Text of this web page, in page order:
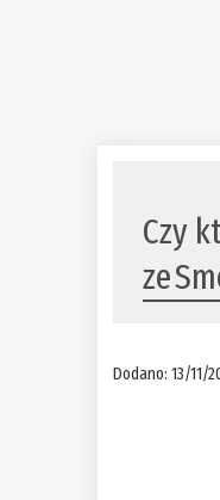
Czy
ze
Dodano: 13/11/